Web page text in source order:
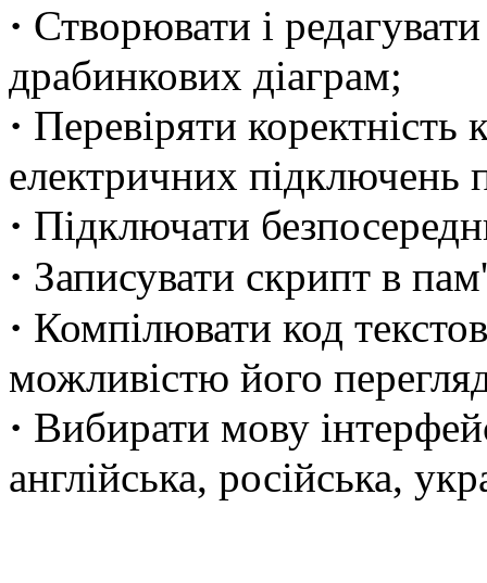
· Створювати і
драбинкових діаграм;
· Перевіряти
електричних підключень
· Підключати
· Записувати скрипт в
· Компілювати код
можливістю його
· Вибирати мову
англійська, російська,